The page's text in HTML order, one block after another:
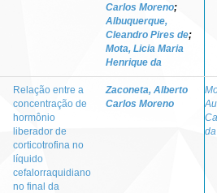
Carlos Moreno;
Albuquerque,
Cleandro Pires de;
Mota, Licia Maria
Henrique da
Relação entre a
concentração de
hormônio
liberador de
corticotrofina no
líquido
cefalorraquidiano
no final da
Zaconeta, Alberto
Carlos Moreno
da